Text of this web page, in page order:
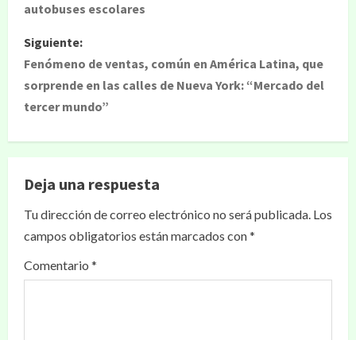
autobuses escolares
Siguiente:
Fenómeno de ventas, común en América Latina, que
sorprende en las calles de Nueva York: “Mercado del
tercer mundo”
Deja una respuesta
Tu dirección de correo electrónico no será publicada. Los
campos obligatorios están marcados con*
Comentario *